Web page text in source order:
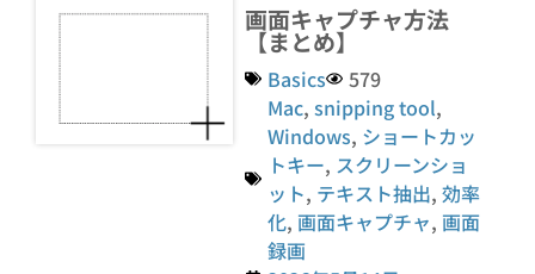
画面キャプチャ方法
【まとめ】
Basics
579
Mac,snipping tool,
Windows, ショートカッ
トキー, スクリーンショ
ット, テキスト抽出,効率
化, 画面キャプチャ, 画面
録画